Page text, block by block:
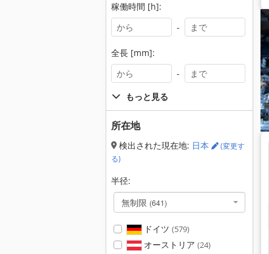
稼働時間 [h]:
-
全長 [mm]:
-
もっと見る
所在地
検出された現在地: 日本
(変更す
る)
半径:
無制限 (641)
ドイツ (579)
オーストリア (24)